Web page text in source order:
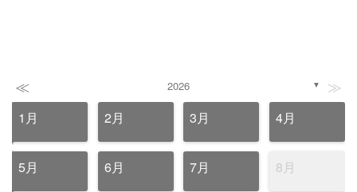
≪ 2026 ▼ ≫
1月 2月 3月 4月
5月 6月 7月 8月